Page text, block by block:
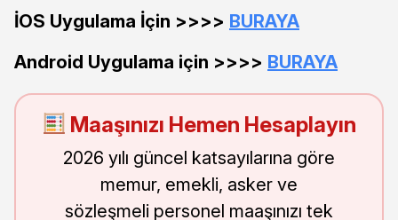
İOS Uygulama İçin >>>> BURAYA
Android Uygulama için >>>> BURAYA
Maaşınızı Hemen Hesaplayın
2026 yılı güncel katsayılarına göre
memur, emekli, asker ve
sözleşmeli personel maaşınızı tek